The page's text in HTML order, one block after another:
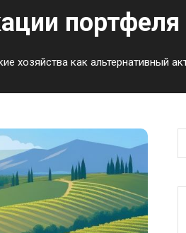
портфеля
хозяйства как альтернативный